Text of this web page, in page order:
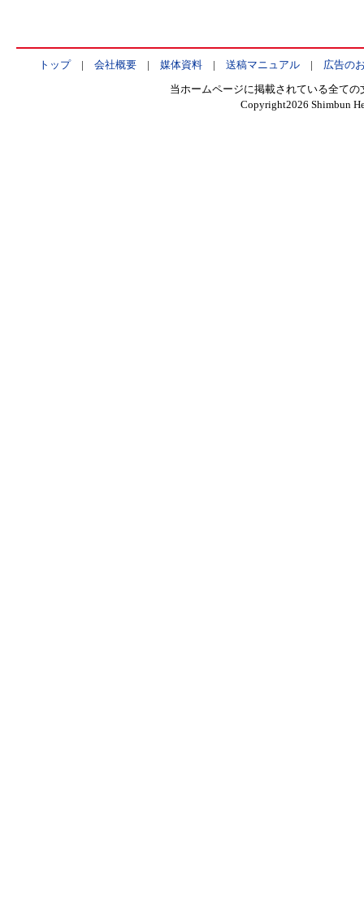
トップ| 会社概要| 媒体資料| 送稿マニュアル| 広告の
当ホームページに掲載されている全て
Copyright2026 Shimbun